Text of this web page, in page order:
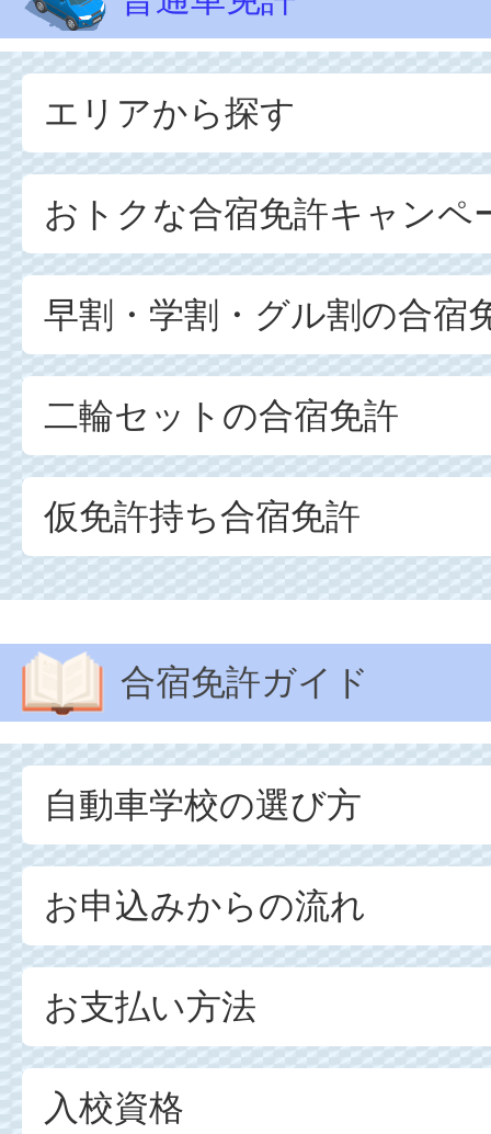
エリアから探す
おトクな合宿免許キャンペ
早割・学割・グル割の合宿
二輪セットの合宿免許
仮免許持ち合宿免許
合宿免許ガイド
自動車学校の選び方
お申込みからの流れ
お支払い方法
入校資格